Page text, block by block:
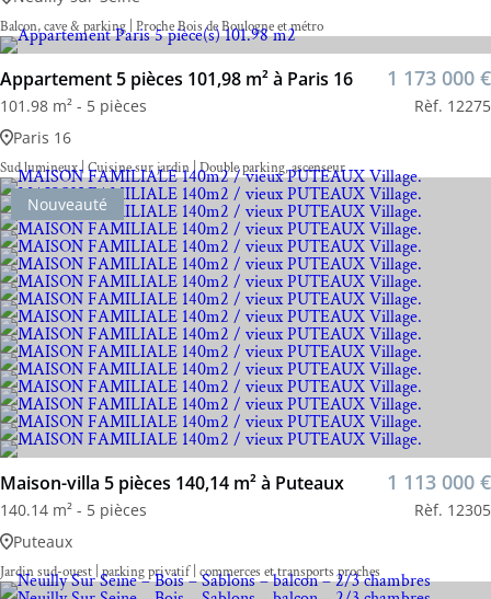
Balcon, cave & parking | Proche Bois de Boulogne et métro
Appartement 5 pièces 101,98 m² à Paris 16 1 173 000 €
101.98 m² - 5 pièces
Rèf. 12275
Paris 16
Sud lumineux | Cuisine sur jardin | Double parking, ascenseur
Nouveauté
Maison-villa 5 pièces 140,14 m² à Puteaux 1 113 000 €
140.14 m² - 5 pièces
Rèf. 12305
Puteaux
Jardin sud-ouest | parking privatif | commerces et transports proches